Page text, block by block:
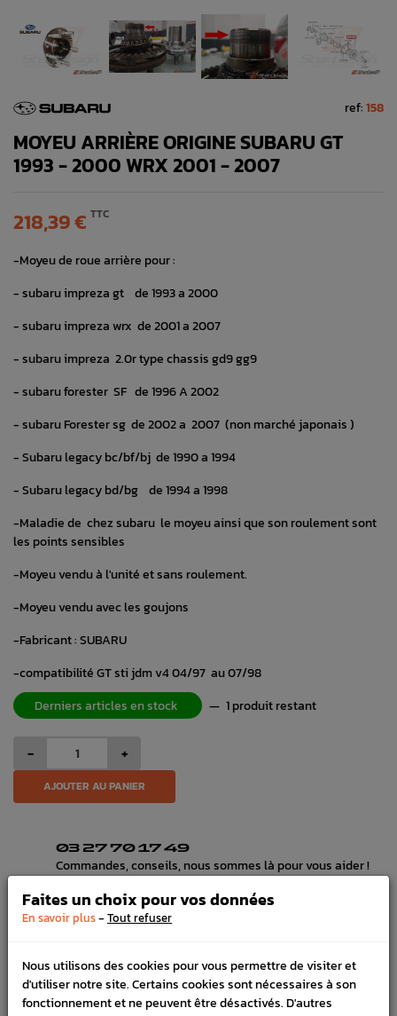
ref:158
MOYEU ARRIÈRE ORIGINE SUBARU GT
1993 - 2000 WRX 2001 - 2007
218,39 € TTC
-Moyeu de roue arrière pour :
- subaru impreza gt de 1993 a 2000
- subaru impreza wrx de 2001 a 2007
- subaru impreza 2.0r type chassis gd9 gg9
- subaru forester SF de 1996 A 2002
- subaru Forester sg de 2002 a 2007 (non marché japonais )
- Subaru legacy bc/bf/bj de 1990 a 1994
- Subaru legacy bd/bg de 1994 a 1998
-Maladie de chez subaru le moyeu ainsi que son roulement sont
les points sensibles
-Moyeu vendu à l'unité et sans roulement.
-Moyeu vendu avec les goujons
-Fabricant : SUBARU
-compatibilité GT sti jdm v4 04/97 au 07/98
Derniers articles en stock
— 1 produit restant
- +
AJOUTER AU PANIER
03 27 70 17 49
Commandes, conseils, nous sommes là pour vous aider !
Lundi au vendredi de 8h à 12h et de 13h30 à 17h
LIVRAISON EXPRESS
100% sécurisé, payez en 3x, 4x ou 10x avec frais votre
commande
Faites un choix pour vos données
En savoir plus- Tout refuser
Nous utilisons des cookies pour vous permettre de visiter et
d'utiliser notre site. Certains cookies sont nécessaires à son
fonctionnement et ne peuvent être désactivés. D'autres